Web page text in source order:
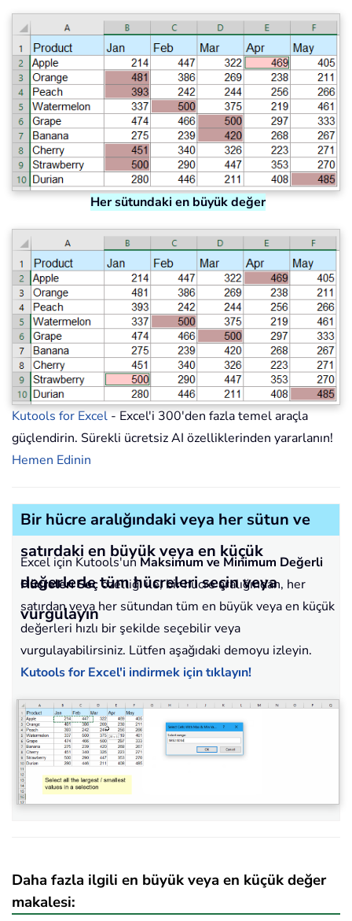
Her sütundaki en büyük değer
Kutools for Excel - Excel'i 300'den fazla temel araçla
güçlendirin. Sürekli ücretsiz AI özelliklerinden yararlanın!
Hemen Edinin
Bir hücre aralığındaki veya her sütun ve
satırdaki en büyük veya en küçük
değerlerle tüm hücreleri seçin veya
vurgulayın
Excel için Kutools'un Maksimum ve Minimum Değerli
Hücreleri Seçözelliği ile, bir hücre aralığından, her
satırdan veya her sütundan tüm en büyük veya en küçük
değerleri hızlı bir şekilde seçebilir veya
vurgulayabilirsiniz. Lütfen aşağıdaki demoyu izleyin.
Kutools for Excel'i indirmek için tıklayın!
Daha fazla ilgili en büyük veya en küçük değer
makalesi: